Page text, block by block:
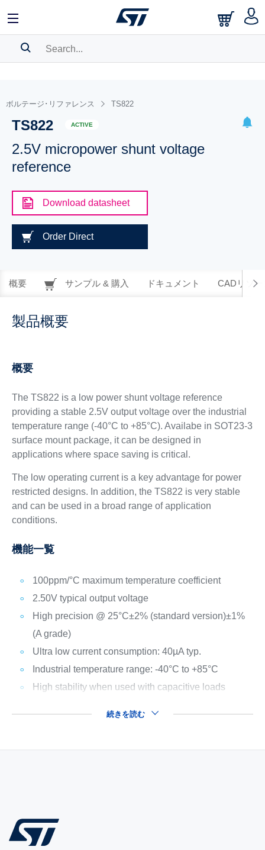
BOOKMARK
Pleaselog in to show your saved searches.
ボルテージ･リファレンス TS822
TS822 ACTIVE
2.5V micropower shunt voltage
reference
Download datasheet
Order Direct
概要 サンプル & 購入 ドキュメント CADリソー
製品概要
概要
The TS822 is a low power shunt voltage reference
providing a stable 2.5V output voltage over the industrial
temperature range (-40°C to +85°C). Availabe in SOT23-3
surface mount package, it can be designed in
applications where space saving is critical.
The low operating current is a key advantage for power
restricted designs. In addition, the TS822 is very stable
and can be used in a broad range of application
conditions.
機能一覧
100ppm/°C maximum temperature coefficient
2.50V typical output voltage
High precision @ 25°C±2% (standard version)±1%
(A grade)
Ultra low current consumption: 40µA typ.
Industrial temperature range: -40°C to +85°C
High stability when used with capacitive loads
続きを読む